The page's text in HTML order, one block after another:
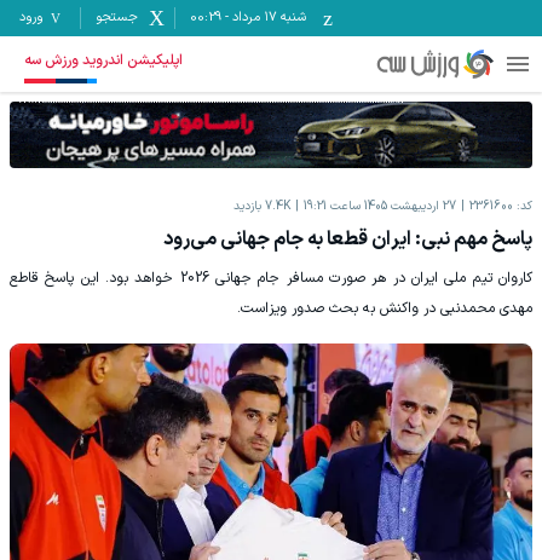
شنبه ۱۷ مرداد -
00:29 جستجو ورود
اپلیکیشن اندروید ورزش سه
کد: 2361600 27 اردیبهشت 1405 ساعت 19:21 7.4K بازدید
پاسخ مهم نبی: ایران قطعا به جام جهانی می‌رود
کاروان تیم ملی ایران در هر صورت مسافر جام جهانی 2026 خواهد بود. این پاسخ قاطع
مهدی محمدنبی در واکنش به بحث صدور ویزاست.